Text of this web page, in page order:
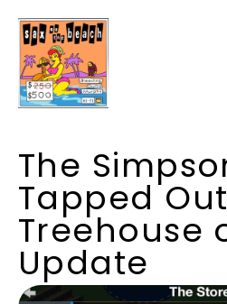
The
Tapped
Treehouse
Update